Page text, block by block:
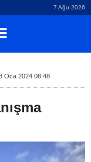
7 Ağu 2026
Oca 2024 08:48